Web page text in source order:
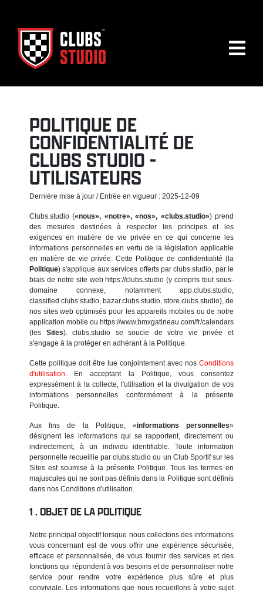
.
POLITIQUE DE
CONFIDENTIALITÉ DE
CLUBS STUDIO -
UTILISATEURS
Dernière mise à jour / Entrée en vigueur : 2025-12-09
Clubs.studio («nous», «notre», «nos», «clubs.studio») prend
des mesures destinées à respecter les principes et les
exigences en matière de vie privée en ce qui concerne les
informations personnelles en vertu de la législation applicable
en matière de vie privée. Cette Politique de confidentialité (la
Politique) s'applique aux services offerts par clubs.studio, par le
biais de notre site web https://clubs.studio (y compris tout sous-
domaine connexe, notamment app.clubs.studio,
classified.clubs.studio, bazar.clubs.studio, store.clubs.studio), de
nos sites web optimisés pour les appareils mobiles ou de notre
application mobile ou https://www.bmxgatineau.com/fr/calendars
(les Sites). clubs.studio se soucie de votre vie privée et
s'engage à la protéger en adhérant à la Politique.
Cette politique doit être lue conjointement avec nos Conditions
d'utilisation. En acceptant la Politique, vous consentez
expressément à la collecte, l'utilisation et la divulgation de vos
informations personnelles conformément à la présente
Politique.
Aux fins de la Politique, «informations personnelles»
désignent les informations qui se rapportent, directement ou
indirectement, à un individu identifiable. Toute information
personnelle recueillie par clubs.studio ou un Club Sportif sur les
Sites est soumise à la présente Politique. Tous les termes en
majuscules qui ne sont pas définis dans la Politique sont définis
dans nos Conditions d'utilisation.
OBJET DE LA POLITIQUE
Notre principal objectif lorsque nous collectons des informations
vous concernant est de vous offrir une expérience sécurisée,
efficace et personnalisée, de vous fournir des services et des
fonctions qui répondent à vos besoins et de personnaliser notre
service pour rendre votre expérience plus sûre et plus
conviviale. Les informations que nous recueillons à votre sujet